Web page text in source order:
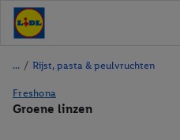
/ Rijst, pasta & peulvruchten
Freshona
Groene linzen